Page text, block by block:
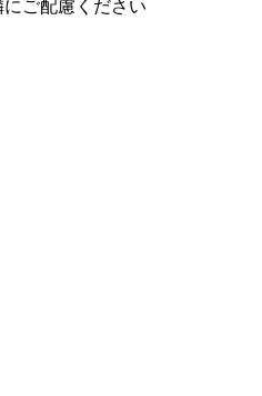
ご配慮ください